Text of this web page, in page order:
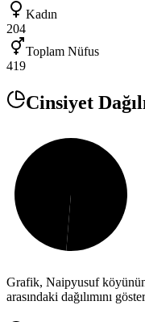
Kadın
204
Toplam Nüfus
419
Cinsiyet
Grafik, Naipyusuf
arasındaki dağılımını